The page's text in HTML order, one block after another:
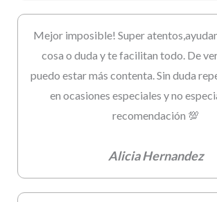
Mejor imposible! Super
cosa o duda y te facilitan todo. De
puedo estar más contenta. Sin duda
en ocasiones especiales y no
recomendación 💯
Alicia Hernandez